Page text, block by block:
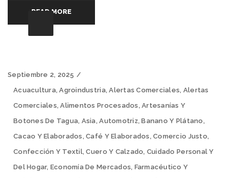
READ MORE
Septiembre 2, 2025
Acuacultura,Agroindustria,Alertas Comerciales, Alertas
Comerciales,Alimentos Procesados ,Artesanías Y
Botones De Tagua, Asia,Automotriz,Banano Y Plátano ,
Cacao Y Elaborados ,Café Y Elaborados ,Comercio Justo,
Confección Y Textil,Cuero Y Calzado, Cuidado Personal Y
Del Hogar, Economía De Mercados, Farmacéutico Y